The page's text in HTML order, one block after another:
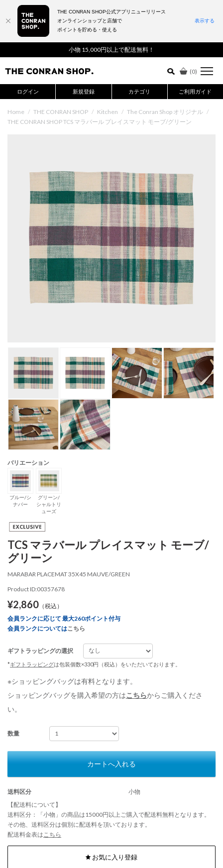
小物 15,000円以上で配送無料！
(0)
ログイン 新規登録 カテゴリ ご利用ガイド
詳細検索はこちら
Home / THE CONRAN SHOP / Kitchen / The Conran Shop オリジナル /
THE CONRAN SHOP TCS マラバール プレイスマット モーブ/グリーン
バリエーション
ブルー/シ
ナバー
グリーン/
シャルトリ
ューズ
TCS マラバール プレイスマット モーブ/
グリーン
MARABAR PLACEMAT 35X45 MAUVE/GREEN
Product ID:00357678
¥2,860 （税込）
会員ランクに応じて 最大260ポイント付与
会員ランクについてはこちら
ギフトラッピングの選択
*ギフトラッピングは包装個数×330円（税込）をいただいております。
※ショッピングバッグは有料となります。
ショッピングバッグを購入希望の方はこちらからご購入くださ
い。
数量
カートへ入れる
送料区分
小物
【配送料について】
送料区分：「小物」の商品は15000円以上ご購入で配送料無料となります。
その他、送料区分は個別に配送料を頂いております。
配送料金表は こちら
お気に入り登録
THE CONRAN SHOP公式アプリニューリリース
オンラインショップと店舗で
ポイントを貯める・使える
表示する